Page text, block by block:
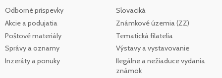
Odborné príspevky
Akcie a podujatia
Poštové materiály
Správy a oznamy
Inzeráty a ponuky
Slovaciká
Známkové územia (ZZ)
Tematická filatelia
Výstavy a vystavovanie
Ilegálne a nežiaduce vydania
známok